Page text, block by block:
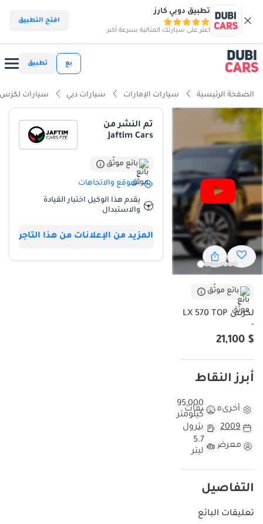
تطبيق دوبي كارز
اعثر على سيارتك المثالية بسرعة أكبر
افتح التطبيق
بع تطبيق
الصفحة الرئيسية سيارات الإمارات سيارات دبي سيارات لكزس
بائع موثّق
لكزس LX 570 TOP
-
$ 21,100
أبرز النقاط
أخرىمواصفات
95,000
كيلومتر
2009
بترول
معرض
5.7
ليتر
التفاصيل
تعليقات البائع
تم النشر من
Jaftim Cars
بائع موثّق
الموقع والاتجاهات
يقدم هذا الوكيل اختبار القيادة
والاستبدال
المزيد من الإعلانات من هذا التاجر